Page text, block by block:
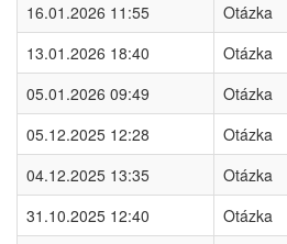
16.01.2026 11:55
Otázka
13.01.2026 18:40
Otázka
05.01.2026 09:49
Otázka
05.12.2025 12:28
Otázka
04.12.2025 13:35
Otázka
31.10.2025 12:40
Otázka